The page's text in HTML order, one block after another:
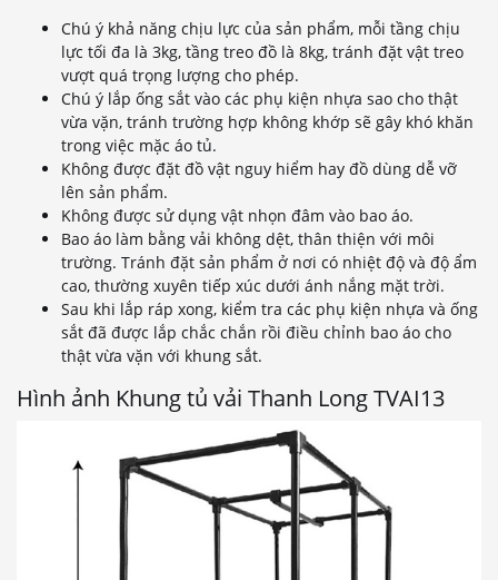
Chú ý khả năng chịu lực của sản phẩm, mỗi tầng chịu
lực tối đa là 3kg, tầng treo đồ là 8kg, tránh đặt vật treo
vượt quá trọng lượng cho phép.
Chú ý lắp ống sắt vào các phụ kiện nhựa sao cho thật
vừa vặn, tránh trường hợp không khớp sẽ gây khó khăn
trong việc mặc áo tủ.
Không được đặt đồ vật nguy hiểm hay đồ dùng dễ vỡ
lên sản phẩm.
Không được sử dụng vật nhọn đâm vào bao áo.
Bao áo làm bằng vải không dệt, thân thiện với môi
trường. Tránh đặt sản phẩm ở nơi có nhiệt độ và độ ẩm
cao, thường xuyên tiếp xúc dưới ánh nắng mặt trời.
Sau khi lắp ráp xong, kiểm tra các phụ kiện nhựa và ống
sắt đã được lắp chắc chắn rồi điều chỉnh bao áo cho
thật vừa vặn với khung sắt.
Hình ảnh Khung tủ vải Thanh Long TVAI13